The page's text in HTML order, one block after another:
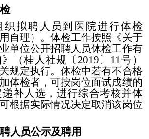
织拟聘人员到医院进行体检
用自理）。体检工作按照《关于
单位公开招聘人员体检工作有
（桂人社规〔 2019 〕 11 号）
规定执行。体检中若有不合格
体检者，可按岗位面试成绩的
补人选，进行综合考核并体
根据实际情况决定取消该岗位
聘人员公示及聘用